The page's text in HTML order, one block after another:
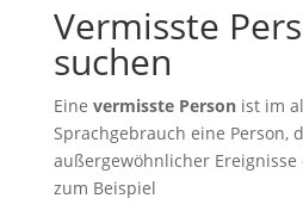
Vermisste
suchen
Eine vermisste Personist im
Sprachgebrauch eine Person,
außergewöhnlicher
zum Beispiel